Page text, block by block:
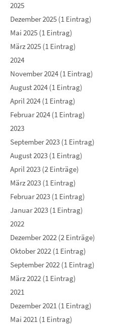
2025
Dezember 2025 (1 Eintrag)
Mai 2025 (1 Eintrag)
März 2025 (1 Eintrag)
2024
November 2024 (1 Eintrag)
August 2024 (1 Eintrag)
April 2024 (1 Eintrag)
Februar 2024 (1 Eintrag)
2023
September 2023 (1 Eintrag)
August 2023 (1 Eintrag)
April 2023 (2 Einträge)
März 2023 (1 Eintrag)
Februar 2023 (1 Eintrag)
Januar 2023 (1 Eintrag)
2022
Dezember 2022 (2 Einträge)
Oktober 2022 (1 Eintrag)
September 2022 (1 Eintrag)
März 2022 (1 Eintrag)
2021
Dezember 2021 (1 Eintrag)
Mai 2021 (1 Eintrag)